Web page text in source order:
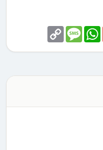
WhatsApp
Message
Copy
Link